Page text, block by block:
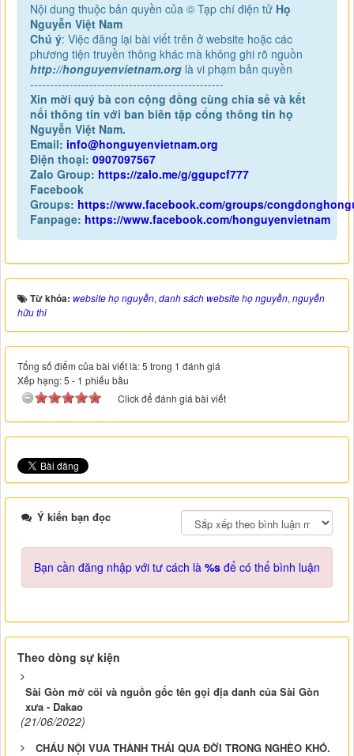
Nội dung thuộc bản quyền của © Tạp chí điện tử Họ
Nguyễn Việt Nam
Chú ý: Việc đăng lại bài viết trên ở website hoặc các
phương tiện truyền thông khác mà không ghi rõ nguồn
http://honguyenvietnam.org là vi phạm bản quyền
-------------------------------------------------
Xin mời quý bà con cộng đồng cùng chia sẻ và kết
nối thông tin với ban biên tập cổng thông tin họ
Nguyễn Việt Nam.
Email: info@honguyenvietnam.org
Điện thoại: 0907097567
Zalo Group: https://zalo.me/g/ggupcf777
Facebook
Groups: https://www.facebook.com/groups/
Fanpage: https://www.facebook.com/honguyenvietnam
Từ khóa: website họ nguyễn, danh sách website họ nguyễn, nguyễn
hữu thi
Tổng số điểm của bài viết là: 5 trong 1 đánh giá
Xếp hạng:5 - 1 phiếu bầu
Click để đánh giá bài viết
Ý kiến bạn đọc
Bạn cần đăng nhập với tư cách là %s để có thể bình luận
Theo dòng sự kiện
Sài Gòn mở cõi và nguồn gốc tên gọi địa danh của Sài Gòn
xưa - Dakao
(21/06/2022)
CHÁU NỘI VUA THÀNH THÁI QUA ĐỜI TRONG NGHÈO KHÓ.